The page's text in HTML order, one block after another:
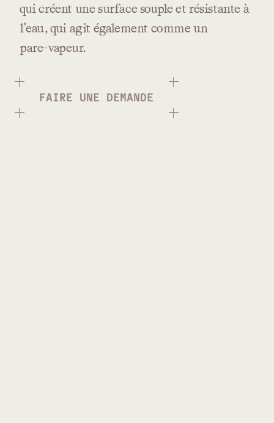
qui créent une surface souple et résistante à
l'eau,qui agit également comme un
pare-vapeur.
FAIRE UNE DEMANDE